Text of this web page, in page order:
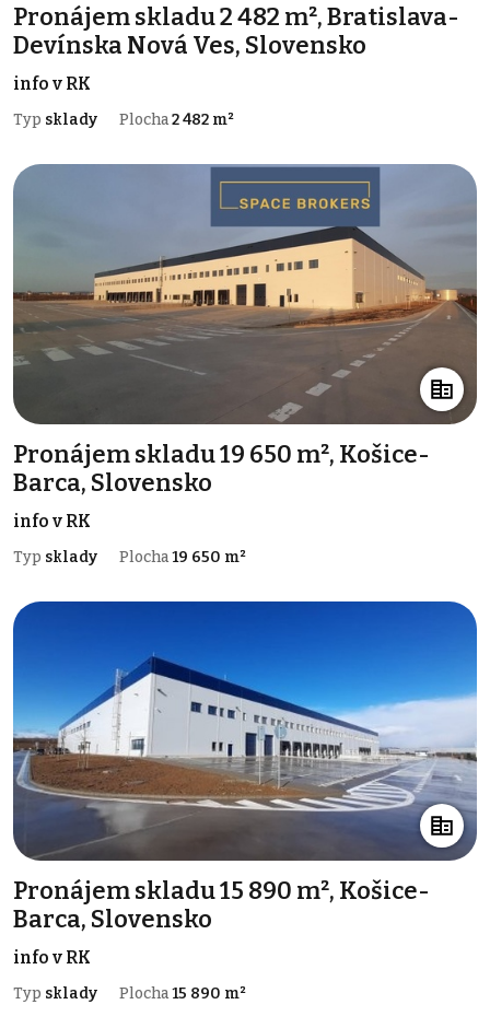
Pronájem skladu 2 482 m², Bratislava-
Devínska Nová Ves, Slovensko
info v RK
Typ sklady Plocha2 482 m²
Pronájem skladu 19 650 m², Košice-
Barca, Slovensko
info v RK
Typ sklady Plocha19 650 m²
Pronájem skladu 15 890 m², Košice-
Barca, Slovensko
info v RK
Typ sklady Plocha15 890 m²